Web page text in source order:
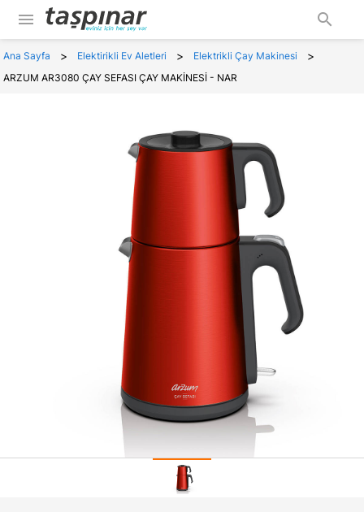
menu search
Ana Sayfa > Elektirikli Ev Aletleri > Elektrikli Çay Makinesi >
ARZUM AR3080 ÇAY SEFASI ÇAY MAKİNESİ - NAR